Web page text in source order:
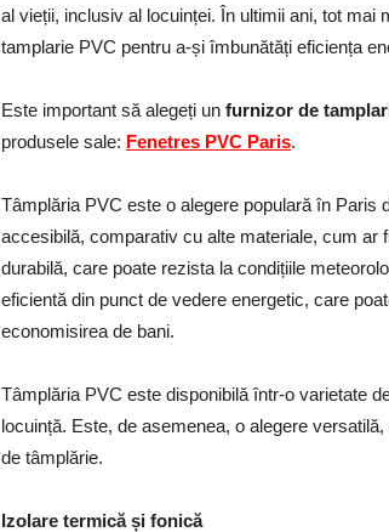
al vieții, inclusiv al locuinței. În ultimii ani, tot
tamplarie PVC pentru a-și îmbunătăți eficiența
Este important să alegeți un furnizor de
produsele sale: Fenetres PVC Paris.
Tâmplăria PVC este o alegere populară în Paris
accesibilă, comparativ cu alte materiale, cum ar
durabilă, care poate rezista la condițiile
eficientă din punct de vedere energetic, care
economisirea de bani.
Tâmplăria PVC este disponibilă într-o varietate
locuință. Este, de asemenea, o alegere
de tâmplărie.
Izolare termică și fonică